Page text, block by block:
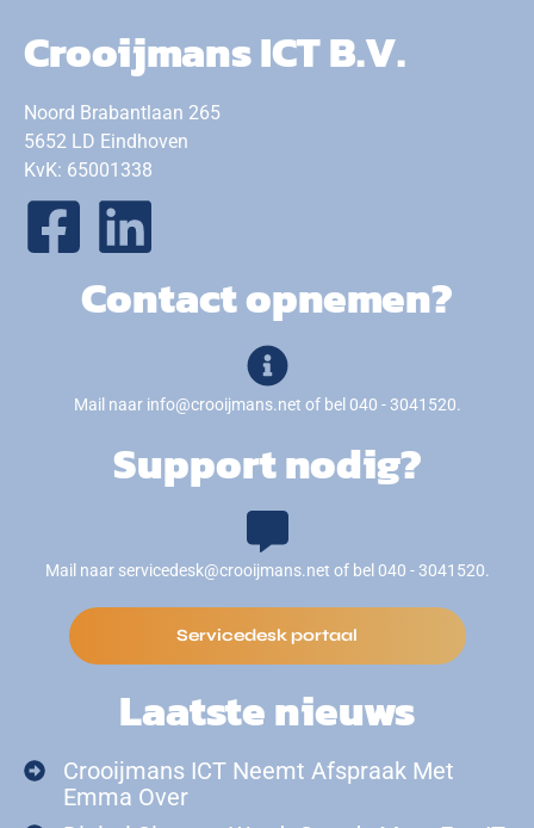
Crooijmans ICT B.V.
Noord Brabantlaan 265
5652 LD Eindhoven
KvK: 65001338
Contact opnemen?
Mail naar info@crooijmans.net of bel 040 - 3041520.
Support nodig?
Mail naar servicedesk@crooijmans.net of bel 040 - 3041520.
Servicedesk portaal
Laatste nieuws
Crooijmans ICT Neemt Afspraak Met
Emma Over